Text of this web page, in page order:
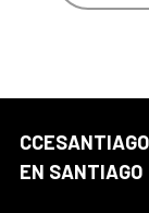
EN SANTIAGO